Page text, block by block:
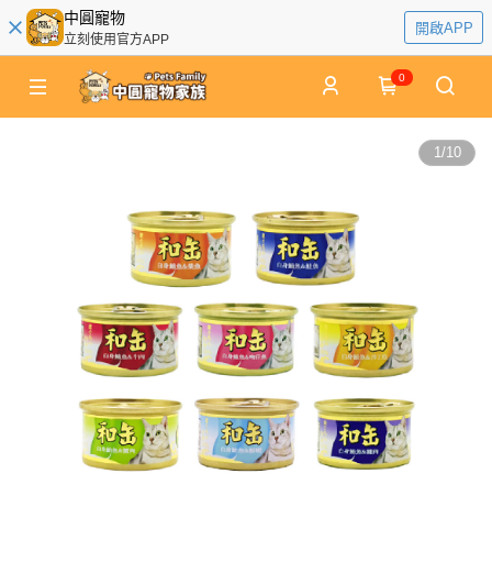
中圓寵物
立刻使用官方APP
開啟APP
0
1/10